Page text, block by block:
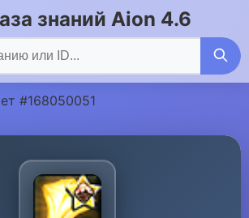
знаний Aion 4.6
#168050051